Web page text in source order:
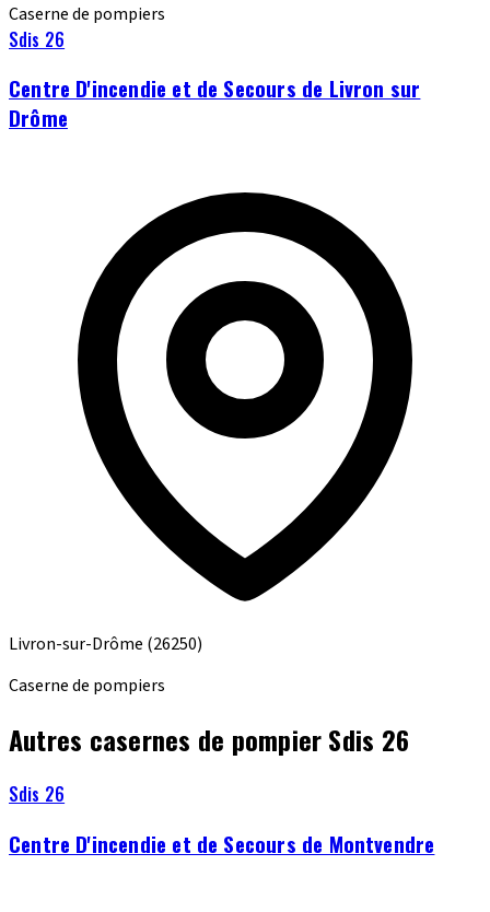
Caserne de pompiers
Sdis 26
Centre D'incendie et de Secours de Livron sur
Drôme
Livron-sur-Drôme (26250)
Caserne de pompiers
Autres casernes de pompier Sdis 26
Sdis 26
Centre D'incendie et de Secours de Montvendre